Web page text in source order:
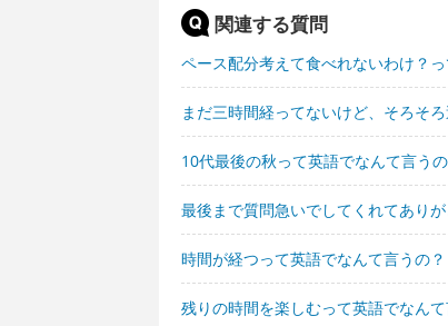
関連する質問
ペース配分考えて食べれないわけ？
まだ三時間経ってないけど、そろそ
10代最後の秋って英語でなんて言う
最後まで質問急いでしてくれてあり
時間が経つって英語でなんて言うの？
残りの時間を楽しむって英語でなんて